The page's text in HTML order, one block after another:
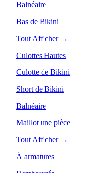
Balnéaire
Bas de Bikini
Tout Afficher →
Culottes Hautes
Culotte de Bikini
Short de Bikini
Balnéaire
Maillot une pièce
Tout Afficher →
À armatures